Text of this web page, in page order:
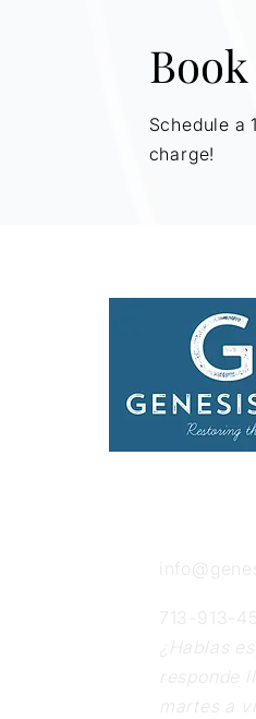
Schedule a
charge!
713-913-
¿Hablas
responde
martes a